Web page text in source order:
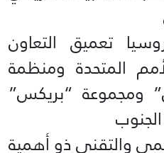
تعميق التعاون
المتحدة ومنظمة
ومجموعة “بريكس”
والتقني ذو أهمية